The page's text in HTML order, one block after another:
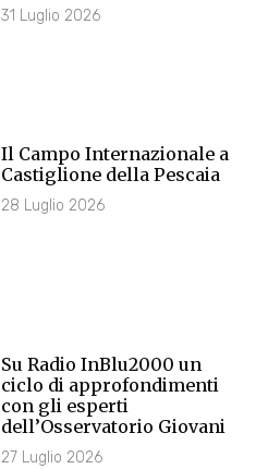
31 Luglio 2026
Il Campo Internazionale a
Castiglione della Pescaia
28 Luglio 2026
Su Radio InBlu2000 un
ciclo di approfondimenti
con gli esperti
dell’Osservatorio Giovani
27 Luglio 2026